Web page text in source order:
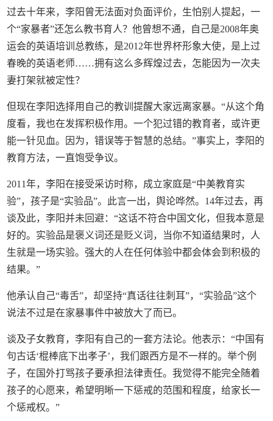
过去十年来，李阳曾无法面对负面评价，生怕别人提起，一
个“家暴者”还怎么教书育人？他曾想不通，自己是2008年奥
运会的英语培训总教练，是2012年世界杯形象大使，是上过
春晚的英语老师……拥有这么多辉煌过去，怎能因为一次夫
妻打架就被定性？
但现在李阳选择用自己的教训提醒大家远离家暴。“从这个角
度看，我也在发挥积极作用。一个犯过错的教育者，或许更
能一针见血。因为，错误等于智慧的总结。”事实上，李阳的
教育方法，一直饱受争议。
2011年，李阳在接受采访时称，成立家庭是“中美教育实
验”，孩子是“实验品”。此言一出，舆论哗然。14年过去，再
谈及此，李阳并未回避：“这话不符合中国文化，但我本意是
好的。实验品是褒义词还是贬义词，当你不知道结果时，人
生就是一场实验。强大的人在任何体验中都会体会到积极的
结果。”
他承认自己“毒舌”，却坚持“真话往往刺耳”，“实验品”这个
说法不过是在家暴事件中被放大了而已。
谈及子女教育，李阳有自己的一套方法论。他表示：“中国有
句古话‘棍棒底下出孝子’，我们跟西方是不一样的。举个例
子，在国外打骂孩子要承担法律责任。我觉得不能完全随着
孩子的心愿来，希望明晰一下惩戒的范围和程度，给家长一
个惩戒权。”